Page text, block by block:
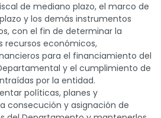
de mediano plazo, el marco de
y los demás instrumentos
con el fin de determinar la
recursos económicos,
para el financiamiento del
y el cumplimiento de
por la entidad.
políticas, planes y
consecución y asignación de